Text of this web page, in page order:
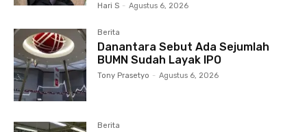
Hari S - Agustus 6, 2026
Berita
Danantara Sebut Ada Sejumlah
BUMN Sudah Layak IPO
Tony Prasetyo - Agustus 6, 2026
Berita